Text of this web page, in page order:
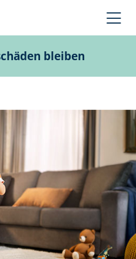
bleiben